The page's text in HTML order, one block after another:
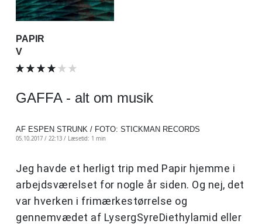
PAPIR
V
GAFFA - alt om musik
AF ESPEN STRUNK / FOTO: STICKMAN RECORDS
05.10.2017 / 22:13 / Læsetid: 1 min
Jeg havde et herligt trip med Papir hjemme i
arbejdsværelset for nogle år siden. Og nej, det
var hverken i frimærkestørrelse og
gennemvædet af LysergSyreDiethylamid eller